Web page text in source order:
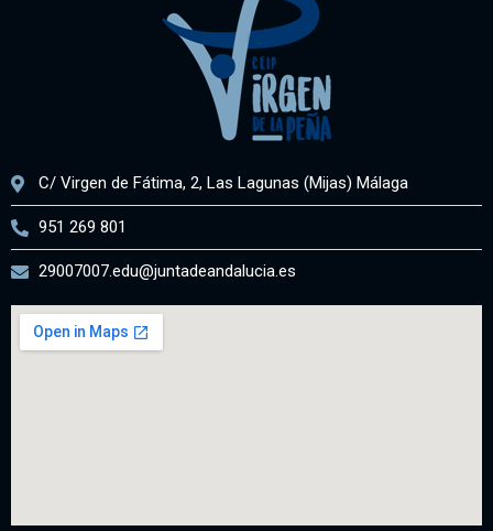
C/ Virgen de Fátima, 2, Las Lagunas (Mijas) Málaga
951 269 801
29007007.edu@juntadeandalucia.es